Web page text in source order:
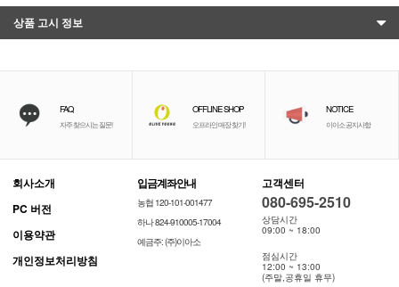
상품 고시 정보
FAQ
자주 찾으시는 질문!
OFFLINE SHOP
오프라인 매장 찾기!
NOTICE
이이소 공지사항
회사소개
PC 버전
이용약관
개인정보처리방침
입금계좌안내
농협 120-101-001477
하나 824-910005-17004
예금주: (주)이아소
고객센터
080-695-2510
상담시간
09:00 ~ 18:00
점심시간
12:00 ~ 13:00
(주말,공휴일 휴무)